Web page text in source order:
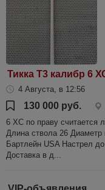
Тикка Т3 калибр 6
4 Августа, в 12:56
130 000 руб.
6 ХС по праву считается
Длина ствола 26
Бартлейн USA Настрел
Доставка в д...